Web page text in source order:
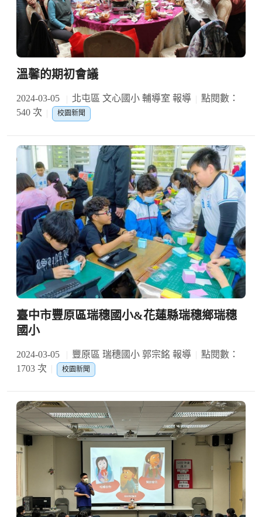
溫馨的期初會議
2024-03-05 北屯區 文心國小 輔導室 報導
點閱數：
540 次
校園新聞
臺中市豐原區瑞穗國小&花蓮縣瑞穗鄉瑞穗
國小
2024-03-05 豐原區 瑞穗國小 郭宗銘 報導
點閱數：
1703 次
校園新聞